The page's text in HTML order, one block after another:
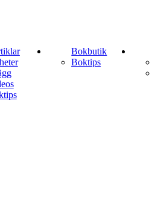
Bokbutik
Boktips